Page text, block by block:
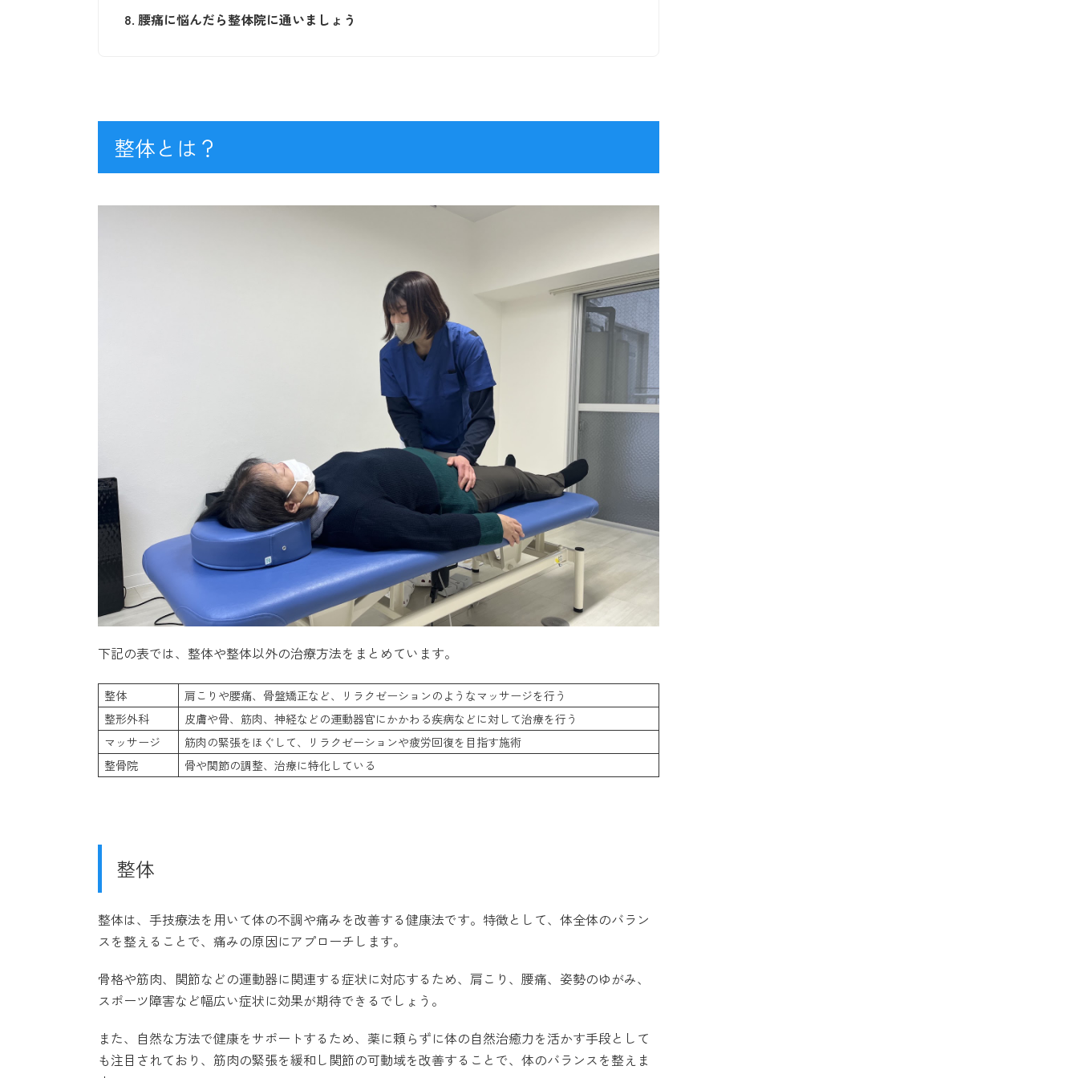
8. 腰痛に悩んだら整体院に通いましょう
整体とは？
下記の表では、整体や整体以外の治療方法をまとめています。
整体
肩こりや腰痛、骨盤矯正など、リラクゼーションのようなマッサージを行う
整形外科
皮膚や骨、筋肉、神経などの運動器官にかかわる疾病などに対して治療を行う
マッサージ
筋肉の緊張をほぐして、リラクゼーションや疲労回復を目指す施術
整骨院
骨や関節の調整、治療に特化している
整体
整体は、手技療法を用いて体の不調や痛みを改善する健康法です。特徴として、体全体のバラン
スを整えることで、痛みの原因にアプローチします。
骨格や筋肉、関節などの運動器に関連する症状に対応するため、肩こり、腰痛、姿勢のゆがみ、
スポーツ障害など幅広い症状に効果が期待できるでしょう。
また、自然な方法で健康をサポートするため、薬に頼らずに体の自然治癒力を活かす手段として
も注目されており、筋肉の緊張を緩和し関節の可動域を改善することで、体のバランスを整えま